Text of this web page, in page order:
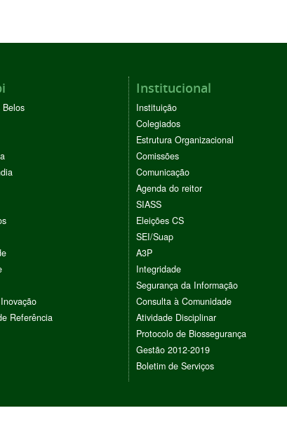
Belos
Referência
Institucional
Instituição
Colegiados
Estrutura Organizacional
Comissões
Comunicação
Agenda do reitor
SIASS
Eleições CS
SEI/Suap
A3P
Integridade
Segurança da Informação
Consulta à Comunidade
Atividade Disciplinar
Protocolo de Biossegurança
Gestão 2012-2019
Boletim de Serviços